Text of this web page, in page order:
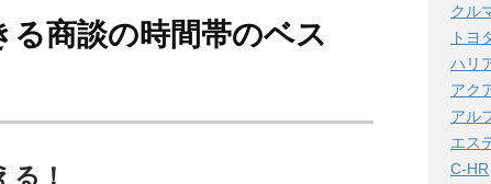
商談の時間帯のベス
る！
クル
トヨ
ハリ
アク
アル
エス
C-HR